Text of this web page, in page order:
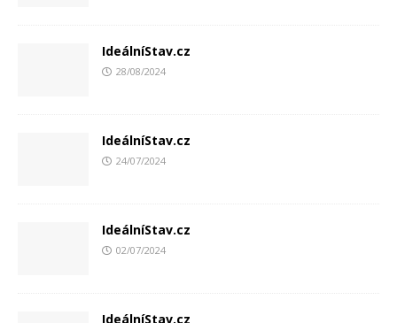
IdeálníStav.cz
28/08/2024
IdeálníStav.cz
24/07/2024
IdeálníStav.cz
02/07/2024
IdeálníStav.cz